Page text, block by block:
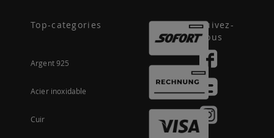
Top-categories
Argent 925
Acier inoxidable
Cuir
Suivez-
nous